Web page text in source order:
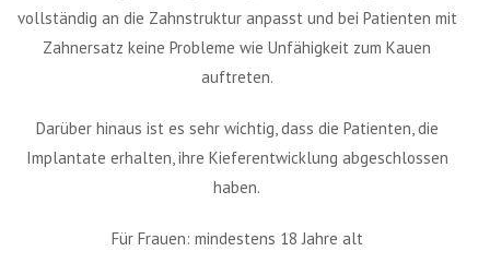
vollständig an die Zahnstruktur anpasst und bei Patienten mit
Zahnersatz keine Probleme wie Unfähigkeit zum Kauen
auftreten.
Darüber hinaus ist es sehr wichtig, dass die Patienten, die
Implantate erhalten, ihre Kieferentwicklung abgeschlossen
haben.
Für Frauen: mindestens 18 Jahre alt